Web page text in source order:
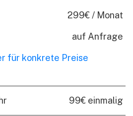
299€ / Monat
auf Anfrage
für konkrete Preise
99€ einmalig